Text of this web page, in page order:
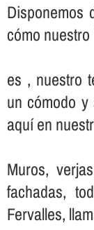
Disponemos
cómo
es , nuestro
un cómodo
aquí­ en
Muros,
fachadas,
Fervalles,